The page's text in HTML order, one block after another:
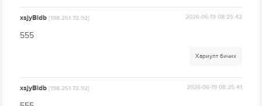
xsjyBldb[198.251.72.92] 2026-06-19 08:25:42
555
Хариулт бичих
xsjyBldb[198.251.72.92] 2026-06-19 08:25:41